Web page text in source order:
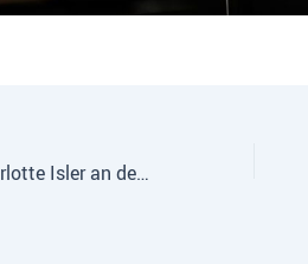
Erinnerung von Charlotte Isler an den 9. November 1938